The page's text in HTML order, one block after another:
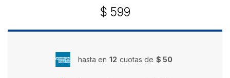
$ 599
hasta en 12 cuotas de $ 50